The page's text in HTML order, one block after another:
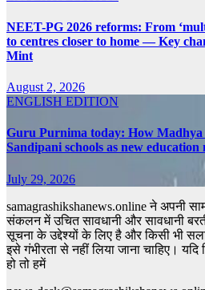
NEET-PG 2026 reforms: From
to centres closer to home — Key
Mint
August 2, 2026
ENGLISH EDITION
Guru Purnima today: How Madhya
Sandipani schools as new
July 29, 2026
samagrashikshanews.online ने अपनी
संकलन में उचित सावधानी और सावधानी
सूचना के उद्देश्यों के लिए है और किसी भी
इसे गंभीरता से नहीं लिया जाना चाहिए।
हो तो हमें